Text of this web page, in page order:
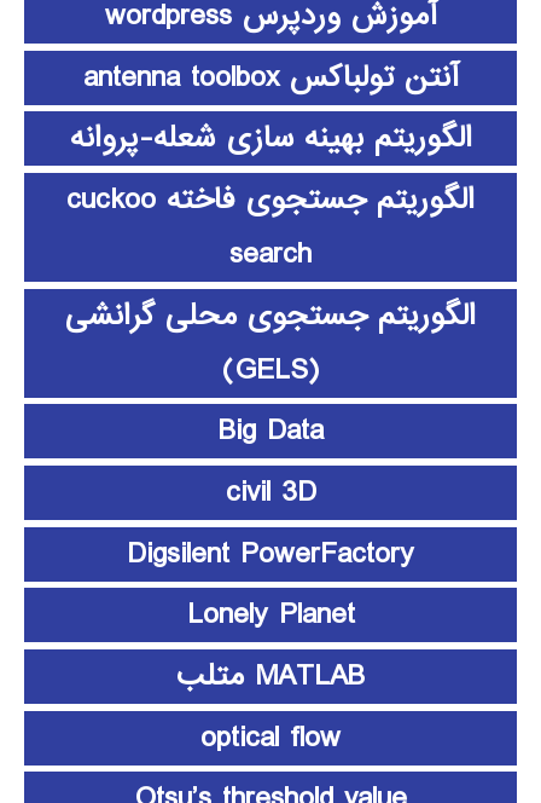
آموزش وردپرس wordpress
آنتن تولباکس antenna toolbox
الگوریتم بهینه سازی شعله-پروانه
الگوریتم جستجوی فاخته cuckoo
search
الگوریتم جستجوی محلی گرانشی
(GELS)
Big Data
civil 3D
Digsilent PowerFactory
Lonely Planet
MATLAB متلب
optical flow